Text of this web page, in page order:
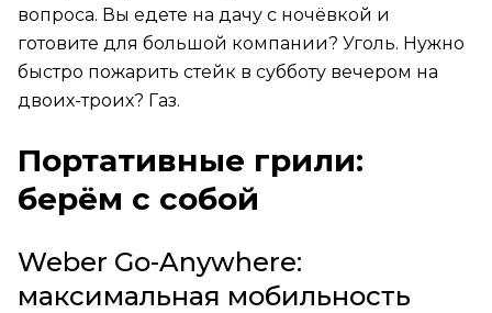
вопроса. Вы едете на дачу с ночёвкой и
готовите для большой компании? Уголь. Нужно
быстро пожарить стейк в субботу вечером на
двоих-троих? Газ.
Портативные грили:
берём с собой
Weber Go-Anywhere:
максимальная мобильность